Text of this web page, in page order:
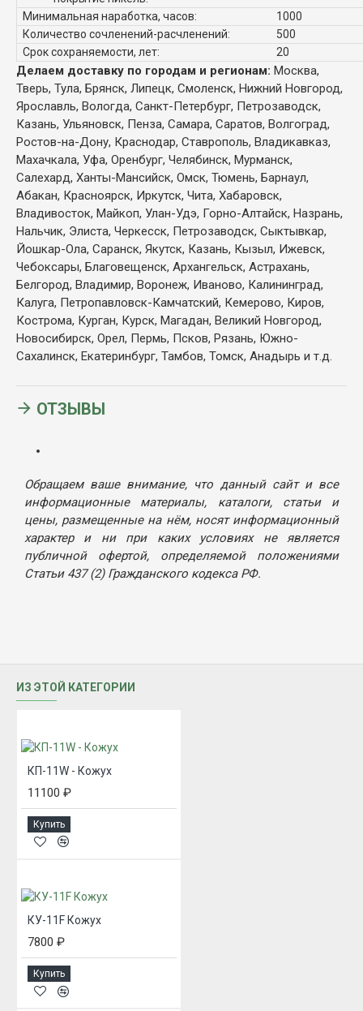
Минимальная наработка, часов:
1000
Количество сочленений-расчленений:
500
Срок сохраняемости, лет:
20
Делаем доставку по городам и регионам: Москва,
Тверь, Тула, Брянск, Липецк, Смоленск, Нижний Новгород,
Ярославль, Вологда, Санкт-Петербург, Петрозаводск,
Казань, Ульяновск, Пенза, Самара, Саратов, Волгоград,
Ростов-на-Дону, Краснодар, Ставрополь, Владикавказ,
Махачкала, Уфа, Оренбург, Челябинск, Мурманск,
Салехард, Ханты-Мансийск, Омск, Тюмень, Барнаул,
Абакан, Красноярск, Иркутск, Чита, Хабаровск,
Владивосток, Майкоп, Улан-Удэ, Горно-Алтайск, Назрань,
Нальчик, Элиста, Черкесск, Петрозаводск, Сыктывкар,
Йошкар-Ола, Саранск, Якутск, Казань, Кызыл, Ижевск,
Чебоксары, Благовещенск, Архангельск, Астрахань,
Белгород, Владимир, Воронеж, Иваново, Калининград,
Калуга, Петропавловск-Камчатский, Кемерово, Киров,
Кострома, Курган, Курск, Магадан, Великий Новгород,
Новосибирск, Орел, Пермь, Псков, Рязань, Южно-
Сахалинск, Екатеринбург, Тамбов, Томск, Анадырь и т.д.
ОТЗЫВЫ
Обращаем ваше внимание, что данный сайт и все
информационные материалы, каталоги, статьи и
цены, размещенные на нём, носят информационный
характер и ни при каких условиях не является
публичной офертой, определяемой положениями
Статьи 437 (2) Гражданского кодекса РФ.
ИЗ ЭТОЙ КАТЕГОРИИ
КП-11W - Кожух
11100 ₽
Купить
КУ-11F Кожух
7800 ₽
Купить